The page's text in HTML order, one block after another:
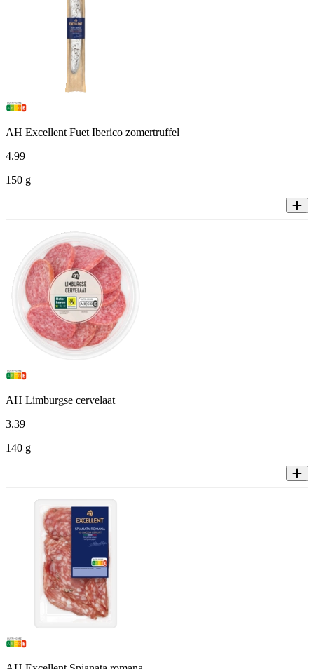
AH Excellent Fuet Iberico zomertruffel
4.99
150 g
AH Limburgse cervelaat
3.39
140 g